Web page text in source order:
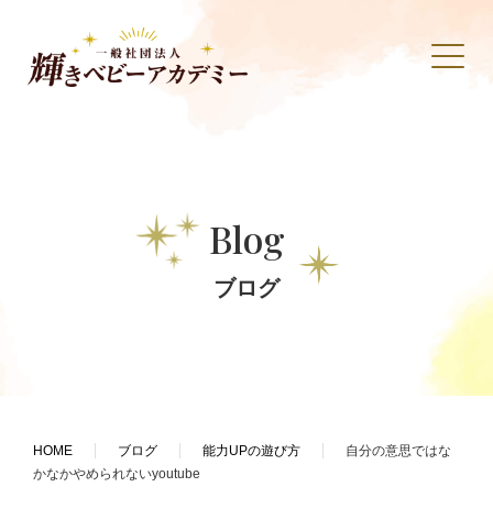
Blog
ブログ
HOME ブログ 能力UPの遊び方
自分の意思ではな
かなかやめられないyoutube